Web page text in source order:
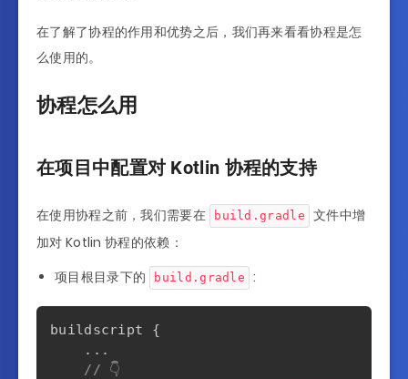
在了解了协程的作用和优势之后，我们再来看看协程是怎
么使用的。
协程怎么用
在项目中配置对 Kotlin 协程的支持
在使用协程之前，我们需要在 build.gradle
文件中增
加对 Kotlin 协程的依赖：
项目根目录下的
build.gradle :
buildscript {
...
// 👇